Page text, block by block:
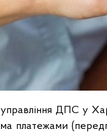
управління ДПС у
платежами